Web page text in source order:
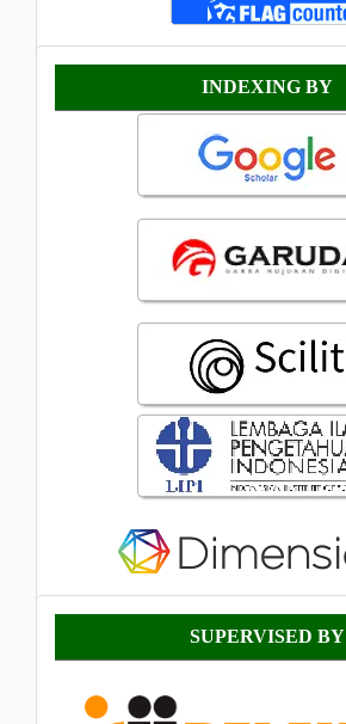
Indexing INDEXING BY
Supervised
By
SUPERVISED BY